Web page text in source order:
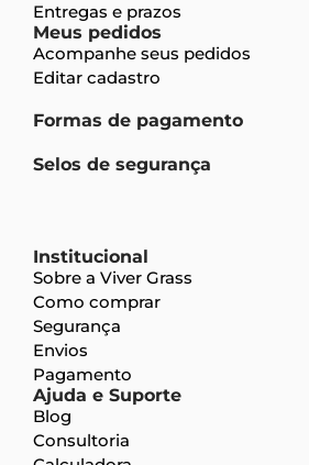
Entregas e prazos
Meus pedidos
Acompanhe seus pedidos
Editar cadastro
Formas de pagamento
Selos de segurança
Institucional
Sobre a Viver Grass
Como comprar
Segurança
Envios
Pagamento
Ajuda e Suporte
Blog
Consultoria